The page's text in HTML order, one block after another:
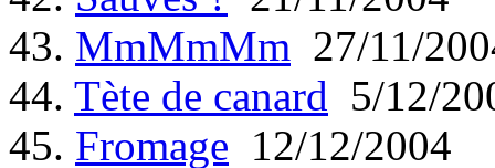
43. MmMmMm 27/11/
44. Tète de canard 5/12/
45. Fromage 12/12/2004